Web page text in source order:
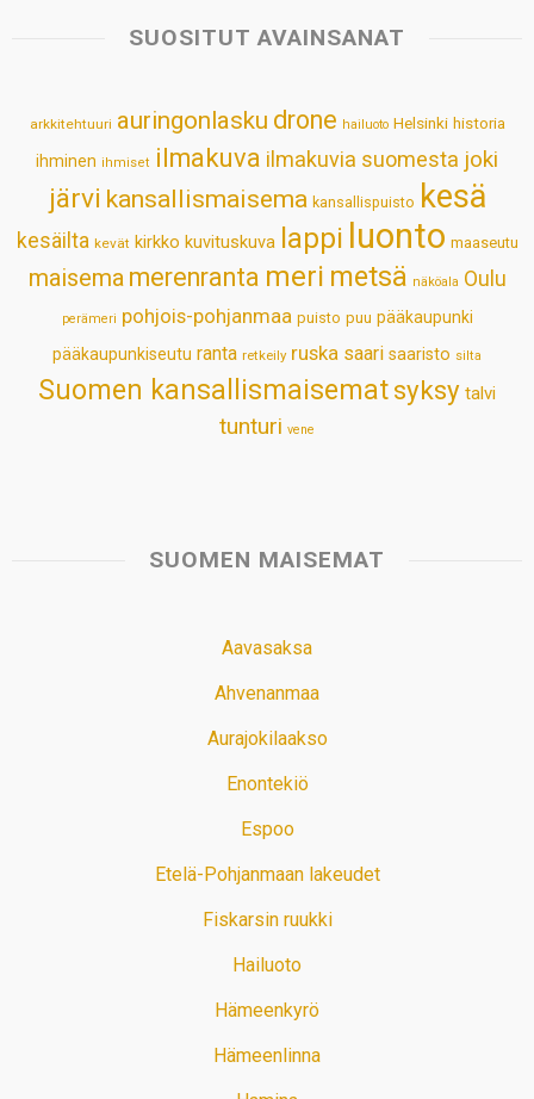
s
p
b
k
e
n
e
s
t
l
SUOSITUT AVAINSANAT
arkkitehtuuri auringonlasku drone hailuoto Helsinki historia
ihminen ihmiset ilmakuva ilmakuvia suomesta joki
järvi kansallismaisema kansallispuisto kesä
kesäilta kevät kirkko kuvituskuva lappi luonto maaseutu
maisema merenranta meri metsä näköala Oulu
perämeri pohjois-pohjanmaa puisto puu pääkaupunki
pääkaupunkiseutu ranta retkeily ruska saari saaristo silta
Suomen kansallismaisematsyksy talvi
tunturi vene
SUOMEN MAISEMAT
Aavasaksa
Ahvenanmaa
Aurajokilaakso
Enontekiö
Espoo
Etelä-Pohjanmaan lakeudet
Fiskarsin ruukki
Hailuoto
Hämeenkyrö
Hämeenlinna